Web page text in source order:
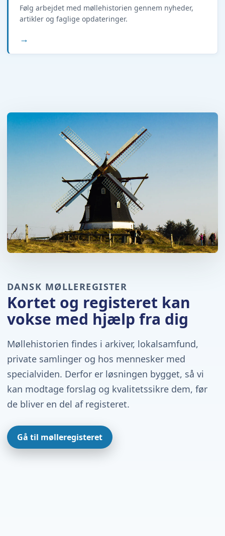
Følg arbejdet med møllehistorien gennem nyheder,
artikler og faglige opdateringer.
→
DANSK MØLLEREGISTER
Kortet og registeret kan
vokse med hjælp fra dig
Møllehistorien findes i arkiver, lokalsamfund,
private samlinger og hos mennesker med
specialviden. Derfor er løsningen bygget, så vi
kan modtage forslag og kvalitetssikre dem, før
de bliver en del af registeret.
Gå til mølleregisteret